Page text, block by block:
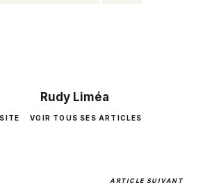
Rudy Liméa
SITE VOIR TOUS SES ARTICLES
ARTICLE SUIVANT